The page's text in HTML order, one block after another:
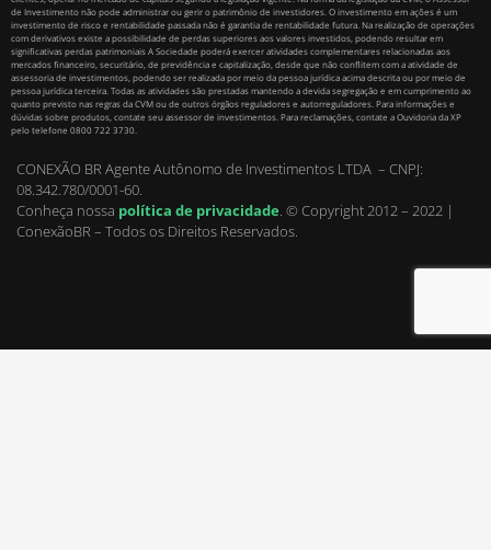
de Investimento não pode administrar ou gerir o patrimônio de investidores. O investimento em ações é um
investimento de risco e rentabilidade passada não é garantia de rentabilidade futura. Na realização de operações
com derivativos existe a possibilidade de perdas superiores aos valores investidos, podendo resultar em
significativas perdas patrimoniais A Sociedade poderá exercer atividades complementares relacionadas aos
mercados financeiro, securitário, de previdência e capitalização, desde que não conflitem com a atividade de
assessoria de investimentos, podendo ser realizada por meio da pessoa jurídica acima descrita ou por meio de
pessoa jurídica terceira. Todas as atividades são prestadas mantendo a devida segregação e em cumprimento ao
quanto previsto nas regras da CVM ou de outros órgãos reguladores e autorreguladores. Para informações e
dúvidas sobre produtos, contate seu assessor de investimentos. Para reclamações, contate a Ouvidoria da XP
pelo telefone 0800 722 3730.
CONEXÃO BR Agente Autônomo de Investimentos LTDA – CNPJ:
08.342.780/0001-60.
Conheça nossa política de privacidade. © Copyright 2012 – 2022 |
ConexãoBR – Todos os Direitos Reservados.